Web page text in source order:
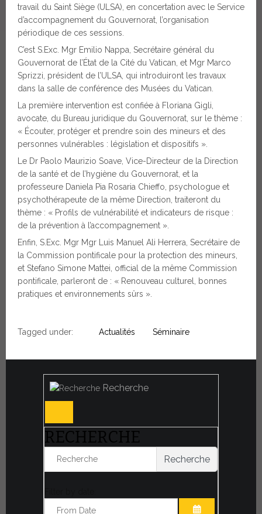
travail du Saint Siège (ULSA), en concertation avec le Service
d’accompagnement du Gouvernorat, l’organisation
périodique de ces sessions.
C’est S.Exc. Mgr Emilio Nappa, Secrétaire général du
Gouvernorat de l’État de la Cité du Vatican, et Mgr Marco
Sprizzi, président de l’ULSA, qui introduiront les travaux
dans la salle de conférence des Musées du Vatican.
La première intervention est confiée à Floriana Gigli,
avocate, du Bureau juridique du Gouvernorat, sur le thème :
« Écouter, protéger et prendre soin des mineurs et des
personnes vulnérables : législation et dispositifs ».
Le Dr Paolo Maurizio Soave, Vice-Directeur de la Direction
de la santé et de l’hygiène du Gouvernorat, et la
professeure Daniela Pia Rosaria Chieffo, psychologue et
psychothérapeute de la même Direction, traiteront du
thème : « Profils de vulnérabilité et indicateurs de risque :
de la prévention à l’accompagnement ».
Enfin, S.Exc. Mgr Mgr Luis Manuel Ali Herrera, Secrétaire de
la Commission pontificale pour la protection des mineurs,
et Stefano Simone Mattei, official de la même Commission
pontificale, parleront de : « Renouveau culturel, bonnes
pratiques et environnements sûrs ».
Tagged under: Actualités Séminaire
Recherche
RECHERCHE
Recherche